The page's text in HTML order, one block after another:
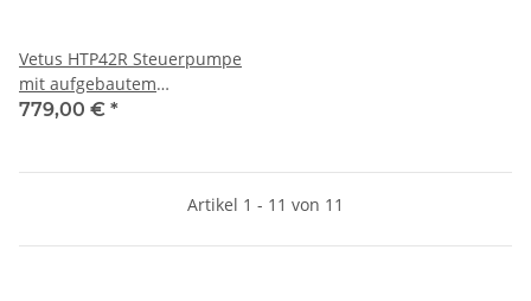
Vetus HTP42R Steuerpumpe
mit aufgebautem
Rückschlagventil weiß
779,00 € *
Artikel 1 - 11 von 11